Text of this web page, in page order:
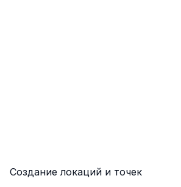
Создание локаций и точек